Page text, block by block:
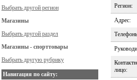
Выбрать другой регион
Магазины
Выбрать другой раздел
Магазины - спорттовары
Выбрать другую рубрику
Навигация по сайту:
Регион:
Адрес:
лицо: